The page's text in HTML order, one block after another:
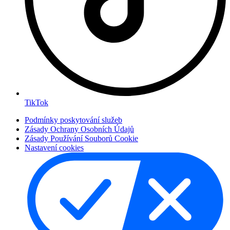
TikTok
Podmínky poskytování služeb
Zásady Ochrany Osobních Údajů
Zásady Používání Souborů Cookie
Nastavení cookies